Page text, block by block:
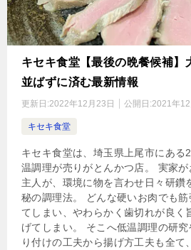
キセキ食堂【最後の晩餐候補】
並ばずに済む最新情報
更新日:2022年12月23日 公開日:2021年12
キセキ食堂
キセキ食堂は、埼玉県上尾市にある
温調理が売りがとんかつ店。 実家
主人が、環境に物を言わせ日々研鑽
秘の調理法。 どんな硬いお肉でも
てしまい、やわらかく歯切れが良く
げてしまい。 そこへ低温調理の研
り付けの工夫から揚げ方工夫も全て